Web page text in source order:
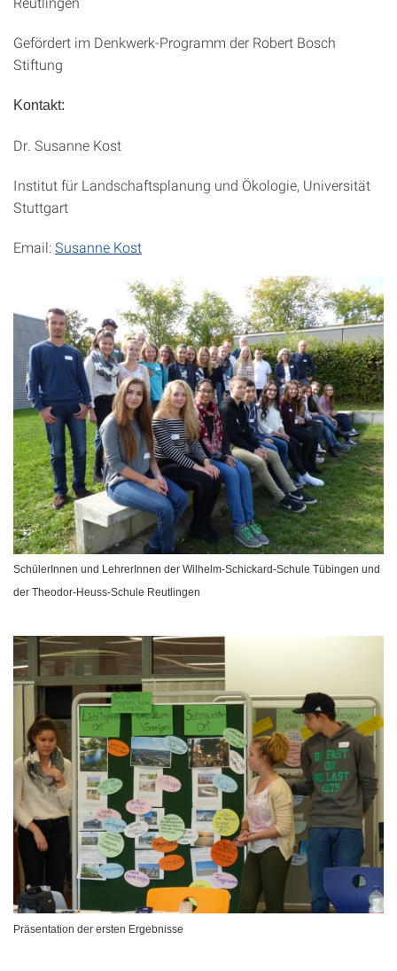
Gefördert im Denkwerk-Programm der Robert Bosch
Stiftung
Kontakt:
Dr. Susanne Kost
Institut für Landschaftsplanung und Ökologie, Universität
Stuttgart
Email:Susanne Kost
SchülerInnen und LehrerInnen der Wilhelm-Schickard-Schule Tübingen und
der Theodor-Heuss-Schule Reutlingen
Präsentation der ersten Ergebnisse